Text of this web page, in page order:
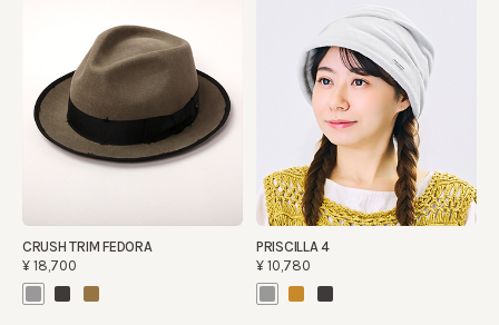
CRUSH TRIM FEDORA
¥18,700
PRISCILLA 4
¥10,780